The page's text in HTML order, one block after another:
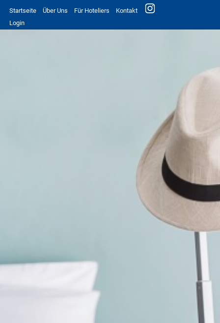
Startseite Über Uns Für Hoteliers
Kontakt
Login